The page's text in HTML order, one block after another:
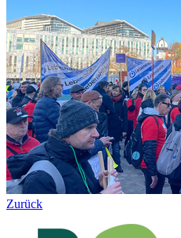
Zurück